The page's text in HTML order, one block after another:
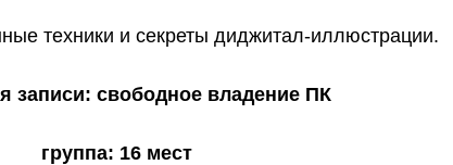
техники и секреты диджитал-иллюстрации.
записи: свободное владение ПК
группа: 16 мест